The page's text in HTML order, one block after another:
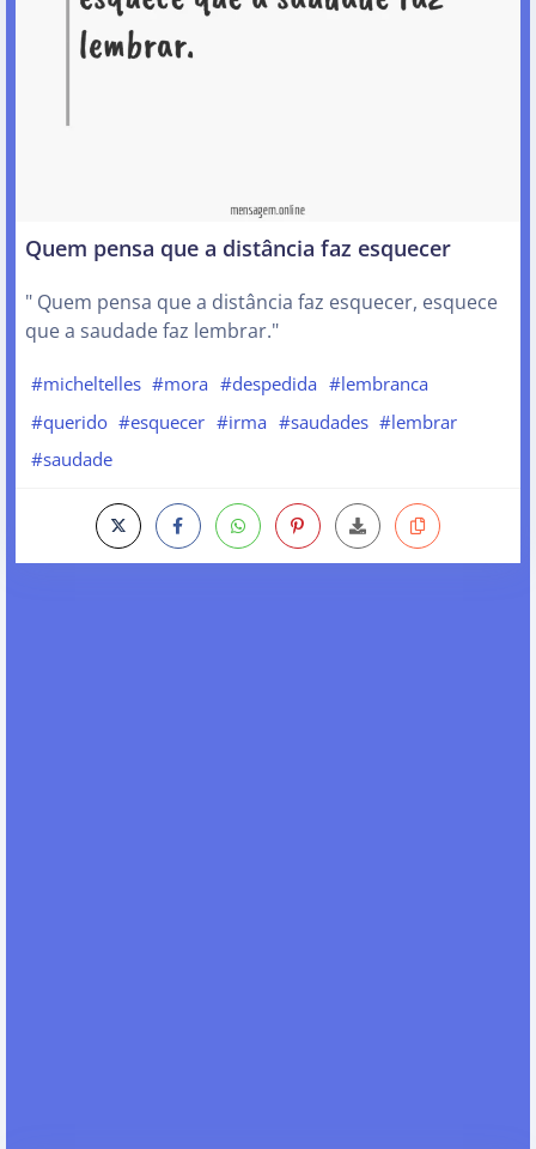
Quem pensa que a distância faz esquecer
" Quem pensa que a distância faz esquecer, esquece
que a saudade faz lembrar."
#micheltelles #mora #despedida #lembranca
#querido #esquecer #irma #saudades #lembrar
#saudade